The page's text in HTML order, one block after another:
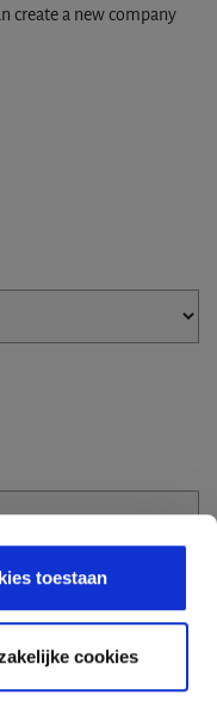
toestaan
cookies
create a new company